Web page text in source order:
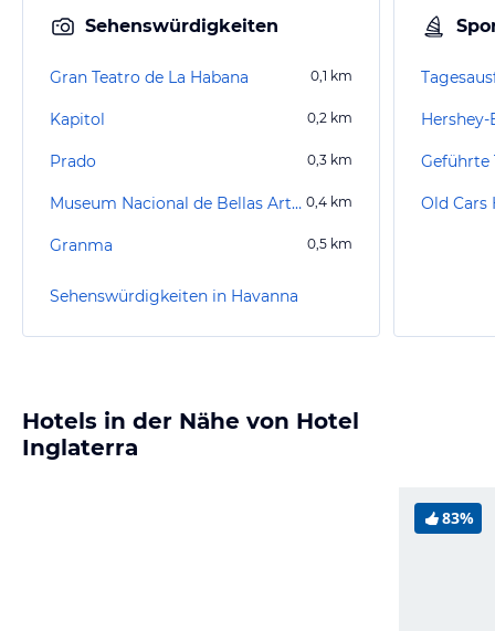
Sehenswürdigkeiten
Gran Teatro de La Habana 0,1 km
Kapitol 0,2 km
Prado 0,3 km
Museum Nacional de Bellas Artes 0,4 km
Granma 0,5 km
Sehenswürdigkeiten in Havanna
Hershey-
Old Cars
Hotels in der Nähe von Hotel
Inglaterra
83%